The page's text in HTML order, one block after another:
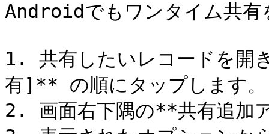
Androidでもワンタイム共有
1. 共有したいレコードを
有]** の順にタップします。
2. 画面右下隅の**共有追加